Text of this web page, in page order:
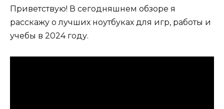
Приветствую! В сегодняшнем обзоре я
расскажу о лучших ноутбуках для игр, работы и
учебы в 2024 году.